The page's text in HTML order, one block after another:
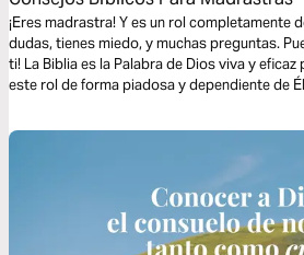
¡Eres madrastra! Y es un rol completamente
dudas, tienes miedo, y muchas preguntas.
ti! La Biblia es la Palabra de Dios viva y
este rol de forma piadosa y dependiente de